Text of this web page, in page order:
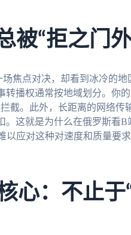
“拒之门外
焦点对决，却看到冰冷的
播权通常按地域划分。你
截。此外，长距离的网络传
。这就是为什么在俄罗斯看
以应对这种对速度和质量要
心：不止于